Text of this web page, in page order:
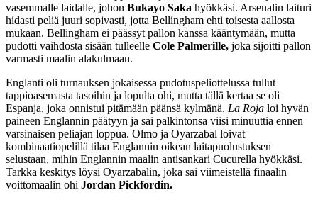
vasemmalle laidalle, johon Bukayo Saka hyökkäsi. Arsenalin laituri
hidasti peliä juuri sopivasti, jotta Bellingham ehti toisesta aallosta
mukaan. Bellingham ei päässyt pallon kanssa kääntymään, mutta
pudotti vaihdosta sisään tulleelle Cole Palmerille, joka sijoitti pallon
varmasti maalin alakulmaan.
Englanti oli turnauksen jokaisessa pudotuspeliottelussa tullut
tappioasemasta tasoihin ja lopulta ohi, mutta tällä kertaa se oli
Espanja, joka onnistui pitämään päänsä kylmänä. La Roja loi hyvän
paineen Englannin päätyyn ja sai palkintonsa viisi minuuttia ennen
varsinaisen peliajan loppua. Olmo ja Oyarzabal loivat
kombinaatiopelillä tilaa Englannin oikean laitapuolustuksen
selustaan, mihin Englannin maalin antisankari Cucurella hyökkäsi.
Tarkka keskitys löysi Oyarzabalin, joka sai viimeistellä finaalin
voittomaalin ohi Jordan Pickfordin.